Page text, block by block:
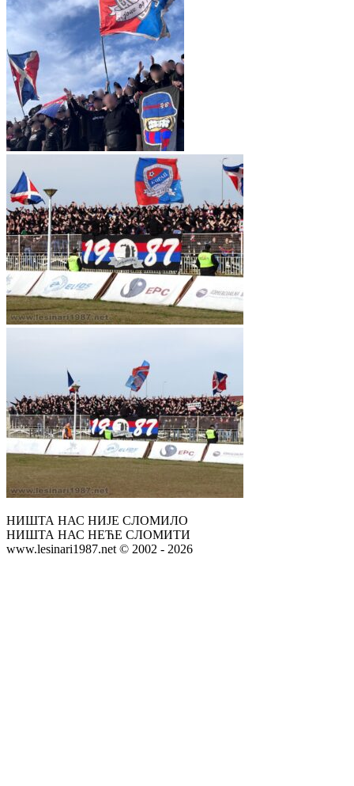
НИШТА НАС НИЈЕ СЛОМИЛО
НИШТА НАС НЕЋЕ СЛОМИТИ
www.lesinari1987.net © 2002 - 2026